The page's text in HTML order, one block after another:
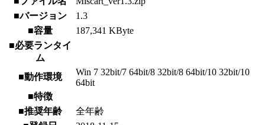
■バージョン
1.3
■容量
187,341 KByte
■必要ランタイ
ム
■動作環境
Win 7 32bit/7 64bit/8 32bit/8 64bit/10 32bit/10
64bit
■特徴
■推奨年齢
全年齢